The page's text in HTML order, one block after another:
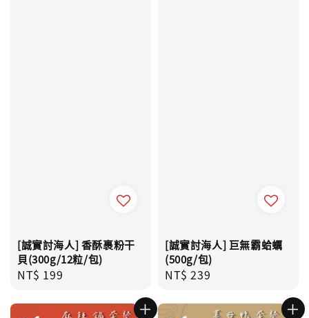
[誠實討海人] 香酥裹粉干
貝(300g/12粒/包)
Regular
NT$ 199
[誠實討海人] 巨無霸蛤蠣
(500g/包)
Regular
NT$ 239